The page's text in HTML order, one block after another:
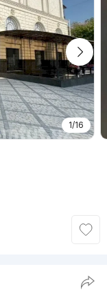
1/16